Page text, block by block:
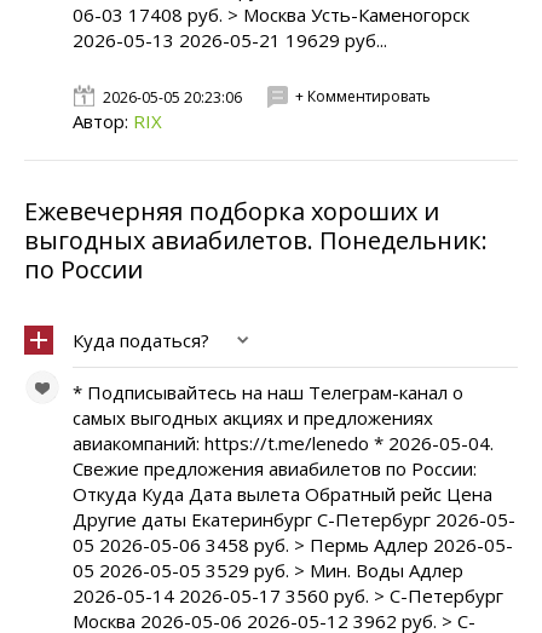
06-03 17408 руб. > Москва Усть-Каменогорск
2026-05-13 2026-05-21 19629 руб...
2026-05-05 20:23:06 + Комментировать
Автор: RIX
Ежевечерняя подборка хороших и
выгодных авиабилетов. Понедельник:
по России
Куда податься?
* Подписывайтесь на наш Телеграм-канал о
самых выгодных акциях и предложениях
авиакомпаний: https://t.me/lenedo * 2026-05-04.
Свежие предложения авиабилетов по России:
Откуда Куда Дата вылета Обратный рейс Цена
Другие даты Екатеринбург С-Петербург 2026-05-
05 2026-05-06 3458 руб. > Пермь Адлер 2026-05-
05 2026-05-05 3529 руб. > Мин. Воды Адлер
2026-05-14 2026-05-17 3560 руб. > С-Петербург
Москва 2026-05-06 2026-05-12 3962 руб. > С-